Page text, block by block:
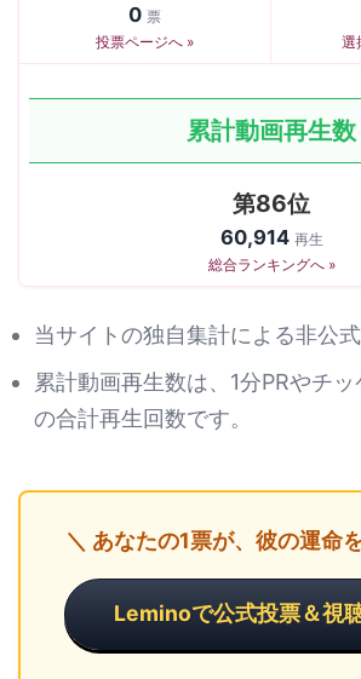
0 票
投票ページへ »
選
累計動画再生数
第86位
60,914 再生
総合ランキングへ »
当サイトの独自集計による非公式
累計動画再生数は、1分PRやチ
の合計再生回数です。
＼ あなたの1票が、彼の運命
Leminoで公式投票＆視